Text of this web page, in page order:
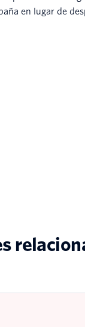
en lugar de